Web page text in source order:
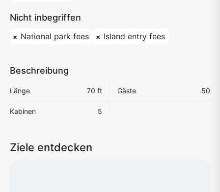
Nicht inbegriffen
National park fees Island entry fees
Beschreibung
Länge 70 ft Gäste 50
Kabinen 5
Ziele entdecken